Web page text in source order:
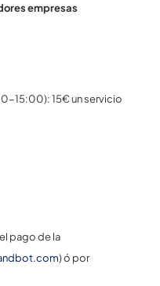
empresas
15:00): 15€ un servicio
pago de la
) ó por